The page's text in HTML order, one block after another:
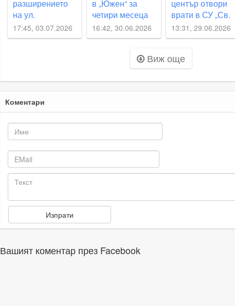
разширението
на ул.
„Калиакра“ в
район „Южен“
17:45, 03.07.2026
в „Южен“ за
четири месеца
16:42, 30.06.2026
център отвори
врати в СУ „Св.
Константин-
Кирил Философ“
13:31, 29.06.2026
Виж още
Коментари
Вашият коментар през Facebook